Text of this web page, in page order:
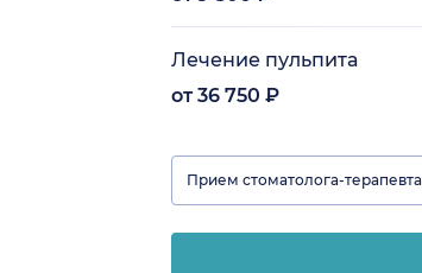
Лечение пульпита
от 36 750 ₽
Прием стоматолога-терапевта